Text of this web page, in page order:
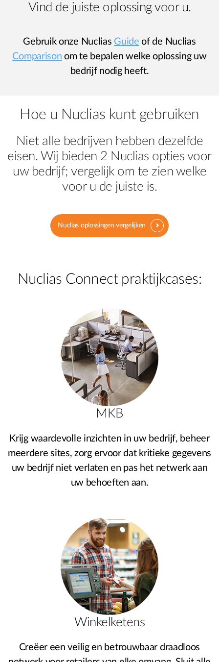
Vind de juiste oplossing voor u.
Gebruik onze Nuclias Guide of de Nuclias
Comparison om te bepalen welke oplossing uw
bedrijf nodig heeft.
Hoe u Nuclias kunt gebruiken
Niet alle bedrijven hebben dezelfde
eisen. Wij bieden 2 Nuclias opties voor
uw bedrijf; vergelijk om te zien welke
voor u de juiste is.
Nuclias oplossingen vergelijken
Nuclias Connect praktijkcases:
MKB
Krijg waardevolle inzichten in uw bedrijf, beheer
meerdere sites, zorg ervoor dat kritieke gegevens
uw bedrijf niet verlaten en pas het netwerk aan
uw behoeften aan.
Winkelketens
Creëer een veilig en betrouwbaar draadloos